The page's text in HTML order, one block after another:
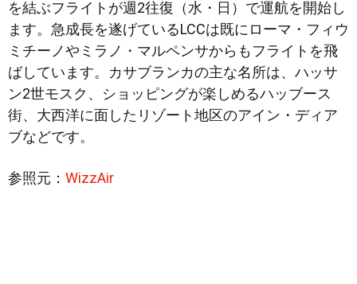
を結ぶフライトが週2往復（水・日）で運航を開始し
ます。急成長を遂げているLCCは既にローマ・フィウ
ミチーノやミラノ・マルペンサからもフライトを飛
ばしています。カサブランカの主な名所は、ハッサ
ン2世モスク、ショッピングが楽しめるハッブース
街、大西洋に面したリゾート地区のアイン・ディア
ブなどです。
参照元： WizzAir